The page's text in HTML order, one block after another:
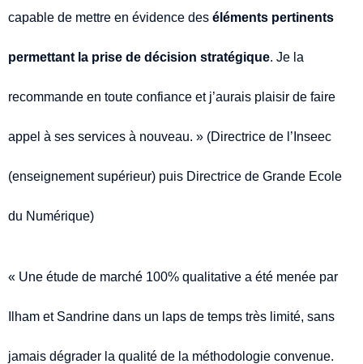
capable de mettre en évidence des éléments pertinents
permettant la prise de décision stratégique . Je la
recommande en toute confiance et j’aurais plaisir de faire
appel à ses services à nouveau. » (Directrice de l’Inseec
(enseignement supérieur) puis Directrice de Grande Ecole
du Numérique)
« Une étude de marché 100% qualitative a été menée par
Ilham et Sandrine dans un laps de temps très limité, sans
jamais dégrader la qualité de la méthodologie convenue.